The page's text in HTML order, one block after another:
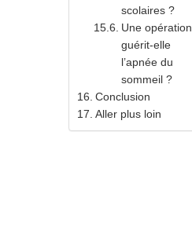
scolaires ?
Une opération
guérit-elle
l’apnée du
sommeil ?
Conclusion
Aller plus loin